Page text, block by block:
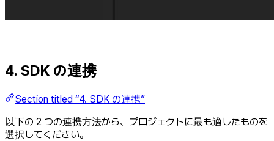
4. SDK の連携
Section titled “4. SDK の連携”
以下の 2 つの連携方法から、プロジェクトに最も適したものを
選択してください。